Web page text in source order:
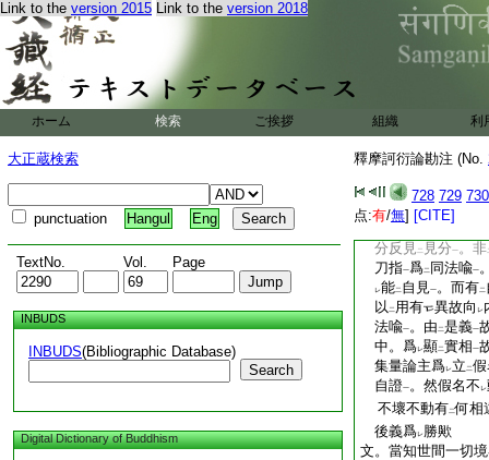
Link to the version 2015 Link to the version 2018
ホーム 検索 ご挨拶 組織 利
大正蔵検索
punctuation Hangul Eng
TextNo. Vol. Page
INBUDS
INBUDS(Bibliographic Database)
Search
Digital Dictionary of Buddhism
釋摩訶衍論勘注 (No.
728 729 730
点:有/無] [CITE]
者。或唯約 レ心。或
藏疏云。身塵無
相
生也 文
相隨而空也。以二
心是大乘不共之
盛明二 此義 一。而
乘刀不二自割一
曉起信別記救此難
分反見 二 見分一。非
刀指一爲二 同法喩一
レ能二 自見一。而有二
以 二 用有 異故向 レ
法喩一。由 二是義一
中。爲レ顯二實相一
集量論主爲レ立 二
自證一。然假名不 レ
不壞不動有二何相
後義爲レ勝歟
文。當知世間一切